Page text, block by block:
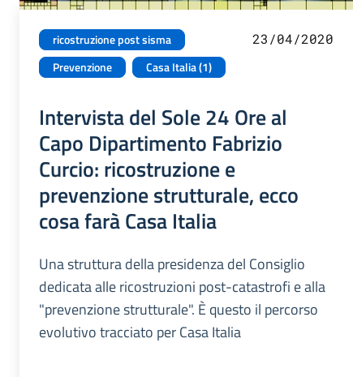
ricostruzione post sisma
Prevenzione
Casa Italia (1)
23/04/2020
Intervista del Sole 24 Ore al
Capo Dipartimento Fabrizio
Curcio: ricostruzione e
prevenzione strutturale, ecco
cosa farà Casa Italia
Una struttura della presidenza del Consiglio
dedicata alle ricostruzioni post-catastrofi e alla
"prevenzione strutturale". È questo il percorso
evolutivo tracciato per Casa Italia